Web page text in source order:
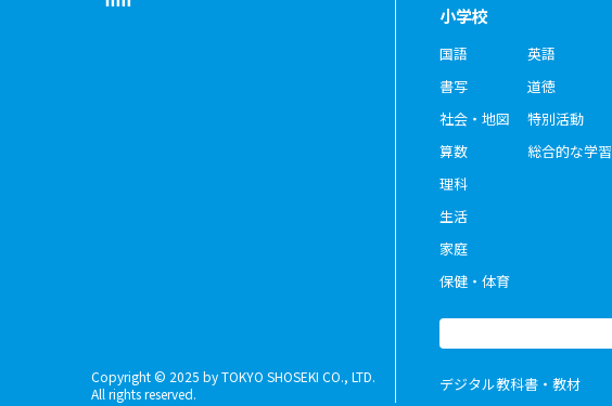
Copyright © 2025 by TOKYO SHOSEKI CO., LTD.
All rights reserved.
小学校
国語
書写
社会・地図
算数
理科
生活
家庭
保健・体育
英語
道徳
特別活動
総合的な学習
デジタル教科書・教材